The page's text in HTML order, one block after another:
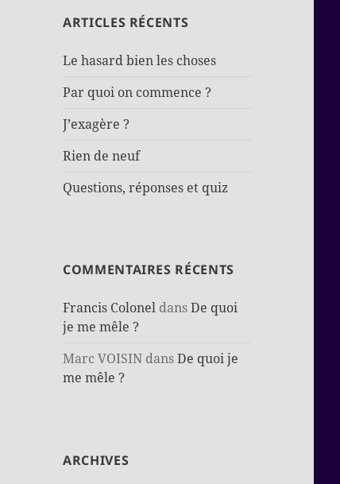
ARTICLES RÉCENTS
Le hasard bien les choses
Par quoi on commence ?
J’exagère ?
Rien de neuf
Questions, réponses et quiz
COMMENTAIRES RÉCENTS
Francis Colonel dansDe quoi
je me mêle ?
Marc VOISIN dansDe quoi je
me mêle ?
ARCHIVES